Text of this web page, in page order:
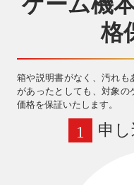
格
箱や説明書がなく、汚れも
があったとしても、対象の
価格を保証いたします。
申